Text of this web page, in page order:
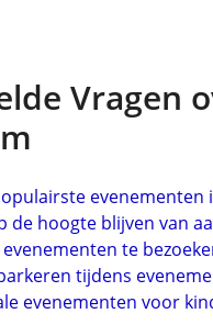
Vragen
evenementen
de hoogte blijven van
te
tijdens
evenementen voor